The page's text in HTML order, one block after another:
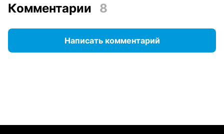
Комментарии 8
Написать комментарий